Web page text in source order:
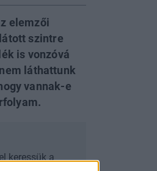
elemzői
szintre
is vonzóvá
láthattunk
vannak-e
keressük a